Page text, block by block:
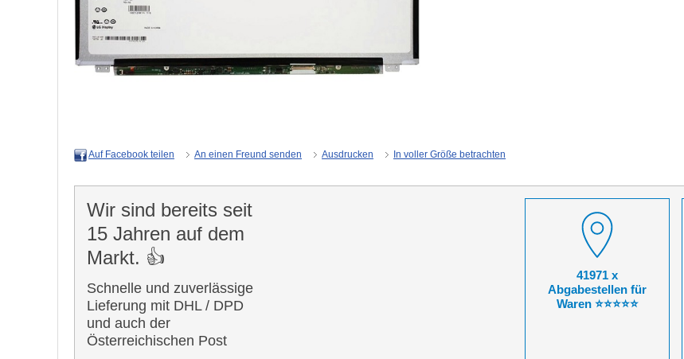
Auf Facebook teilen An einen Freund senden Ausdrucken In voller Größe betrachten
Wir sind bereits seit
15 Jahren auf dem
Markt. 👍
Schnelle und zuverlässige
Lieferung mit DHL / DPD
und auch der
Österreichischen Post
41971 x
Abgabestellen für
Waren ⭐⭐⭐⭐⭐